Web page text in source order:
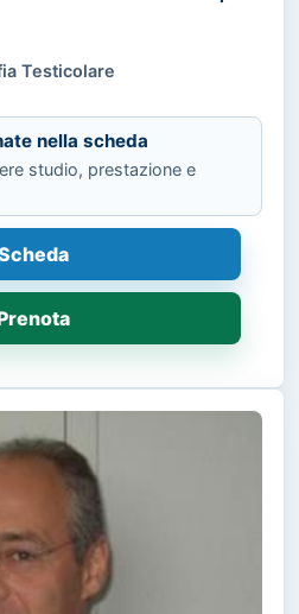
Testicolare
nella scheda
studio, prestazione e